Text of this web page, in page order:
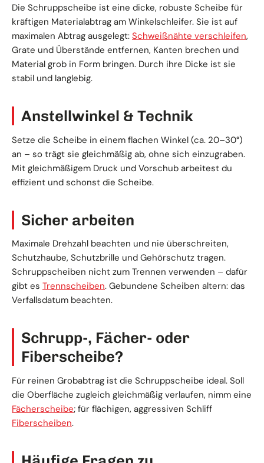
Die Schruppscheibe ist eine dicke, robuste Scheibe für
kräftigen Materialabtrag am Winkelschleifer. Sie ist auf
maximalen Abtrag ausgelegt: Schweißnähte verschleifen,
Grate und Überstände entfernen, Kanten brechen und
Material grob in Form bringen. Durch ihre Dicke ist sie
stabil und langlebig.
Anstellwinkel & Technik
Setze die Scheibe in einem flachen Winkel (ca. 20–30°)
an – so trägt sie gleichmäßig ab, ohne sich einzugraben.
Mit gleichmäßigem Druck und Vorschub arbeitest du
effizient und schonst die Scheibe.
Sicher arbeiten
Maximale Drehzahl beachten und nie überschreiten,
Schutzhaube, Schutzbrille und Gehörschutz tragen.
Schruppscheiben nicht zum Trennen verwenden – dafür
gibt es Trennscheiben. Gebundene Scheiben altern: das
Verfallsdatum beachten.
Schrupp-, Fächer- oder
Fiberscheibe?
Für reinen Grobabtrag ist die Schruppscheibe ideal. Soll
die Oberfläche zugleich gleichmäßig verlaufen, nimm eine
Fächerscheibe; für flächigen, aggressiven Schliff
Fiberscheiben.